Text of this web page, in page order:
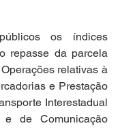
os índices
repasse da parcela
relativas à
e Prestação
Interestadual
e de Comunicação